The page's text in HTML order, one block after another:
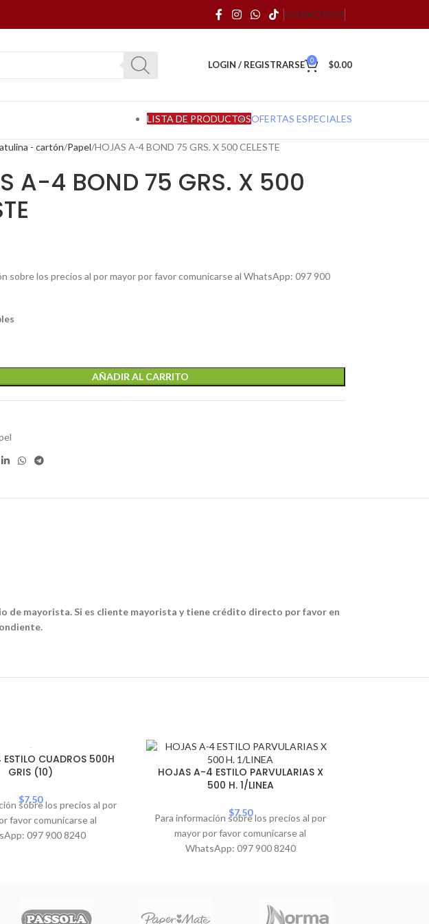
CONTÁCTENOS
LOGIN / REGISTRARSE 0 $0.00
LISTA DE PRODUCTOSOFERTAS ESPECIALES
- cartón Papel HOJAS A-4 BOND 75 GRS. X 500 CELESTE
A-4 BOND 75 GRS. X 500
sobre los precios al por mayor por favor comunicarse al WhatsApp: 097 900
AÑADIR AL CARRITO
de mayorista. Si es cliente mayorista y tiene crédito directo por favor en
CUADROS 500H
GRIS (10)
$7.50
sobre los precios al por
favor comunicarse al
097 900 8240
HOJAS A-4 ESTILO PARVULARIAS X
500 H. 1/LINEA
$7.50
Para información sobre los precios al por
mayor por favor comunicarse al
WhatsApp: 097 900 8240